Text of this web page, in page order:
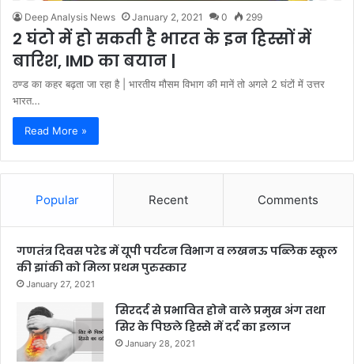
Deep Analysis News January 2, 2021 0 299
2 घंटो में हो सकती है भारत के इन हिस्सों में
बारिश, IMD का बयान |
ठण्ड का कहर बढ़ता जा रहा है | भारतीय मौसम विभाग की मानें तो अगले 2 घंटों में उत्तर
भारत…
Read More »
Popular Recent Comments
गणतंत्र दिवस परेड में यूपी पर्यटन विभाग व लखनऊ पब्लिक स्कूल
की झांकी को मिला प्रथम पुरुस्कार
January 27, 2021
सिरदर्द से प्रभावित होने वाले प्रमुख अंग तथा
सिर के पिछले हिस्से में दर्द का इलाज
January 28, 2021